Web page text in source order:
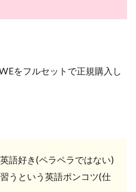
をフルセットで正規購入し
好き(ペラペラではない)
という英語ポンコツ(仕